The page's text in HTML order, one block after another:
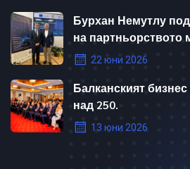
Бурхан Немутлу
на партньорството
22 юни 2026
Балканският
над 250.
13 юни 2026